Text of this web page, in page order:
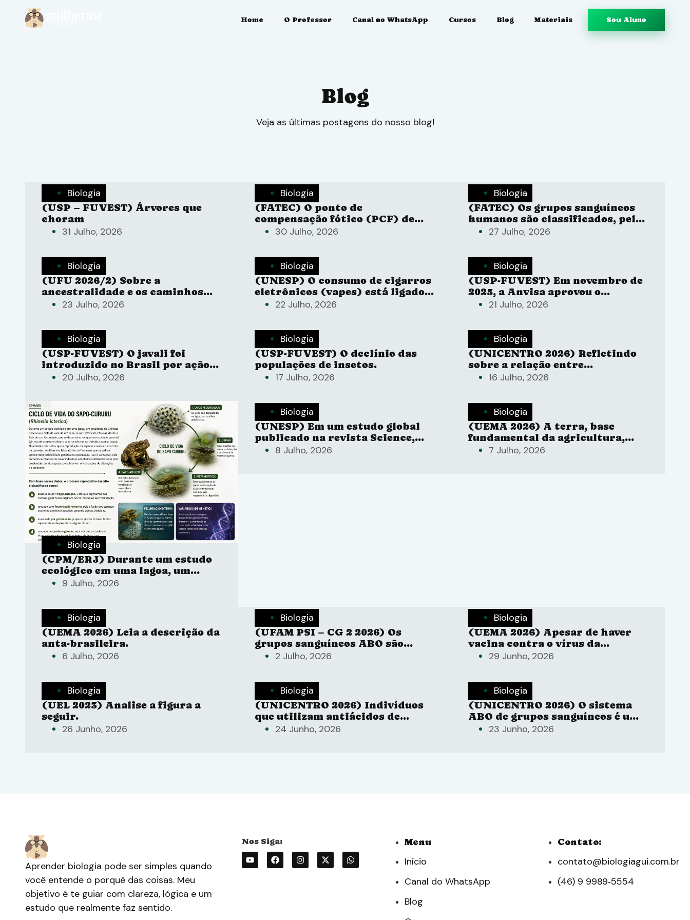
Home O Professor Canal no WhatsApp Cursos Blog Materiais Sou Aluno
Blog
Blog
Veja as últimas postagens do nosso blog!
Biologia
(USP – FUVEST) Árvores que
choram
31 Julho, 2026
Biologia
(FATEC) O ponto de
compensação fótico (PCF) de
uma planta
30 Julho, 2026
Biologia
(FATEC) Os grupos sanguíneos
humanos são classificados, pelo
sistema ABO
27 Julho, 2026
Biologia
(UFU 2026/2) Sobre a
ancestralidade e os caminhos
evolutivos de jumentos.
23 Julho, 2026
Biologia
(UNESP) O consumo de cigarros
eletrônicos (vapes) está ligado
ao aumento do risco para o
22 Julho, 2026
Biologia
(USP-FUVEST) Em novembro de
2025, a Anvisa aprovou o
registro da Butantan-DV, a
desenvolvida pelo Instituto
Butantan.
21 Julho, 2026
Biologia
(USP-FUVEST) O javali foi
introduzido no Brasil por ação
humana e, hoje, suas populações
ambientais, sobretudo na Mata
Atlântica.
20 Julho, 2026
Biologia
(USP-FUVEST) O declínio das
populações de insetos.
17 Julho, 2026
Biologia
(UNICENTRO 2026) Refletindo
sobre a relação entre
humanidade e natureza, Ailton
16 Julho, 2026
Biologia
(CPM/ERJ) Durante um estudo
ecológico em uma lagoa, um
estudante de Ciências observou
desde a fase de ovo fecundado.
9 Julho, 2026
Biologia
(UNESP) Em um estudo global
publicado na revista Science,
pesquisadores liderados pelo
8 Julho, 2026
Biologia
(UEMA 2026) A terra, base
fundamental da agricultura,
esconde um perigo invisível: os
7 Julho, 2026
Biologia
(UEMA 2026) Leia a descrição da
anta-brasileira.
6 Julho, 2026
Biologia
(UFAM PSI – CG 2 2026) Os
grupos sanguíneos ABO são
determinados por três alelos
2 Julho, 2026
Biologia
(UEMA 2026) Apesar de haver
vacina contra o vírus da
catapora em todo o território
meio da imunização.
29 Junho, 2026
Biologia
(UEL 2023) Analise a figura a
seguir.
26 Junho, 2026
Biologia
(UNICENTRO 2026) Indivíduos
que utilizam antiácidos de
forma prolongada podem sofrer
24 Junho, 2026
Biologia
(UNICENTRO 2026) O sistema
ABO de grupos sanguíneos é um
exemplo de polialelia, no qual
23 Junho, 2026
Aprender biologia pode ser simples quando
você entende o porquê das coisas. Meu
objetivo é te guiar com clareza, lógica e um
estudo que realmente faz sentido.
Menu
Início
Canal do WhatsApp
Blog
Contato:
contato@biologiagui.com.br
(46) 9 9989‑5554‬